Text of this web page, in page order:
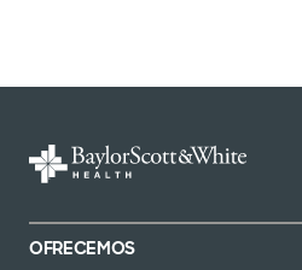
OFRECEMOS